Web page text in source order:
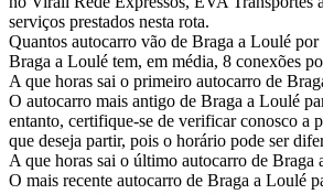
serviços prestados nesta rota.
Quantos autocarro vão de Braga a Loulé por
Braga a Loulé tem, em média, 8 conexões
A que horas sai o primeiro autocarro de
O autocarro mais antigo de Braga a Loulé
entanto, certifique-se de verificar conosco a
que deseja partir, pois o horário pode ser
A que horas sai o último autocarro de Braga
O mais recente autocarro de Braga a Loulé